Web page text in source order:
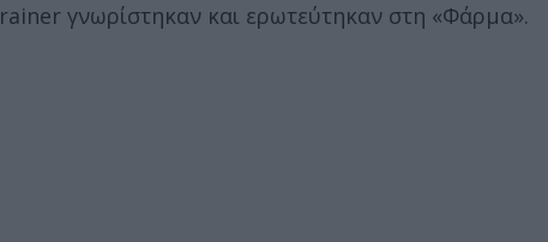
γνωρίστηκαν και ερωτεύτηκαν στη «Φάρμα».